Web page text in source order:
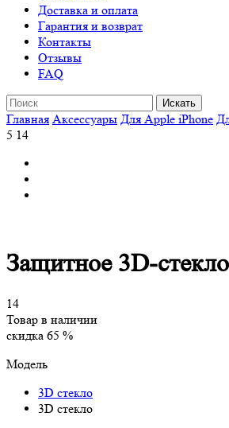
Доставка и оплата
Гарантия и возврат
Контакты
Отзывы
FAQ
Главная Аксессуары Для Apple iPhone
5 14
Защитное 3D-
14
Товар в наличии
скидка 65 %
Модель
3D стекло
3D стекло